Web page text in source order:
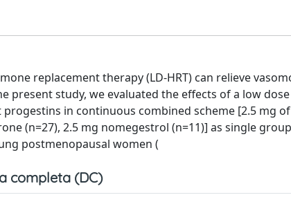
replacement therapy (LD-HRT) can relieve
present study, we evaluated the effects of a low
in continuous combined scheme [2.5 mg of
(n=27), 2.5 mg nomegestrol (n=11)] as single
postmenopausal women (
completa (DC)